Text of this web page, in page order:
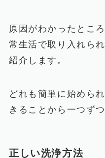
原因がわかったとこ
常生活で取り入れら
紹介します。
どれも簡単に始めら
きることから一つず
正しい洗浄方法